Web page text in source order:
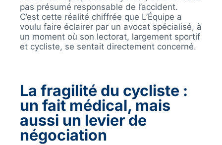
pas présumé responsable de l’accident.
C’est cette réalité chiffrée que L’Équipe a
voulu faire éclairer par un avocat spécialisé, à
un moment où son lectorat, largement sportif
et cycliste, se sentait directement concerné.
La fragilité du cycliste :
un fait médical, mais
aussi un levier de
négociation